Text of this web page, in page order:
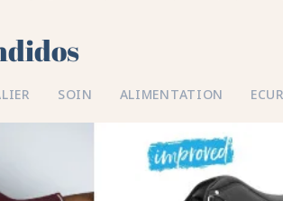
💘
SOIN ALIMENTATION